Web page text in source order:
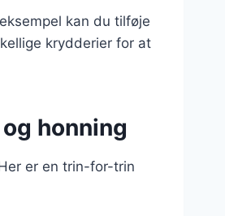
kan du tilføje
krydderier for at
honning
er en trin-for-trin